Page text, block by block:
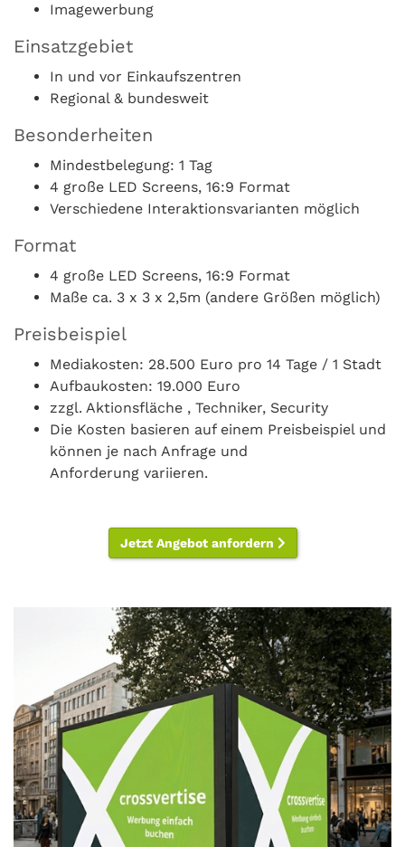
Imagewerbung
Einsatzgebiet
In und vor Einkaufszentren
Regional & bundesweit
Besonderheiten
Mindestbelegung: 1 Tag
4 große LED Screens, 16:9 Format
Verschiedene Interaktionsvarianten möglich
Format
4 große LED Screens, 16:9 Format
Maße ca. 3 x 3 x 2,5m (andere Größen möglich)
Preisbeispiel
Mediakosten: 28.500 Euro pro 14 Tage / 1 Stadt
Aufbaukosten: 19.000 Euro
zzgl. Aktionsfläche , Techniker, Security
Die Kosten basieren auf einem Preisbeispiel und
können je nach Anfrage und
Anforderung variieren.
Jetzt Angebot anfordern